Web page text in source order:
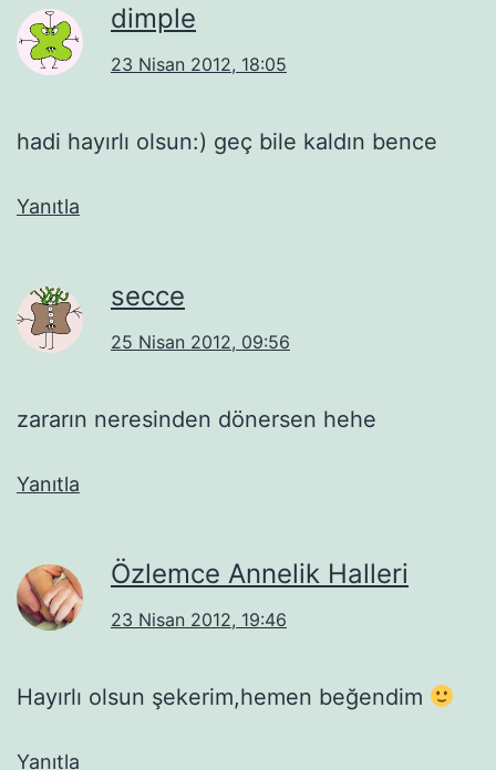
dimple
23 Nisan 2012, 18:05
hadi hayırlı olsun:) geç bile kaldın bence
Yanıtla
secce
25 Nisan 2012, 09:56
zararın neresinden dönersen hehe
Yanıtla
Özlemce Annelik Halleri
23 Nisan 2012, 19:46
Hayırlı olsun şekerim,hemen beğendim
Yanıtla